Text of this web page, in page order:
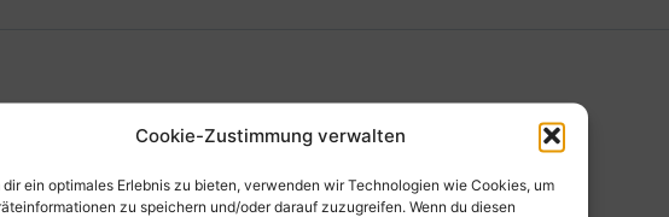
Cookie-Zustimmung verwalten
dir ein optimales Erlebnis zu bieten, verwenden wir Technologien wie Cookies, um
zu speichern und/oder darauf zuzugreifen. Wenn du diesen